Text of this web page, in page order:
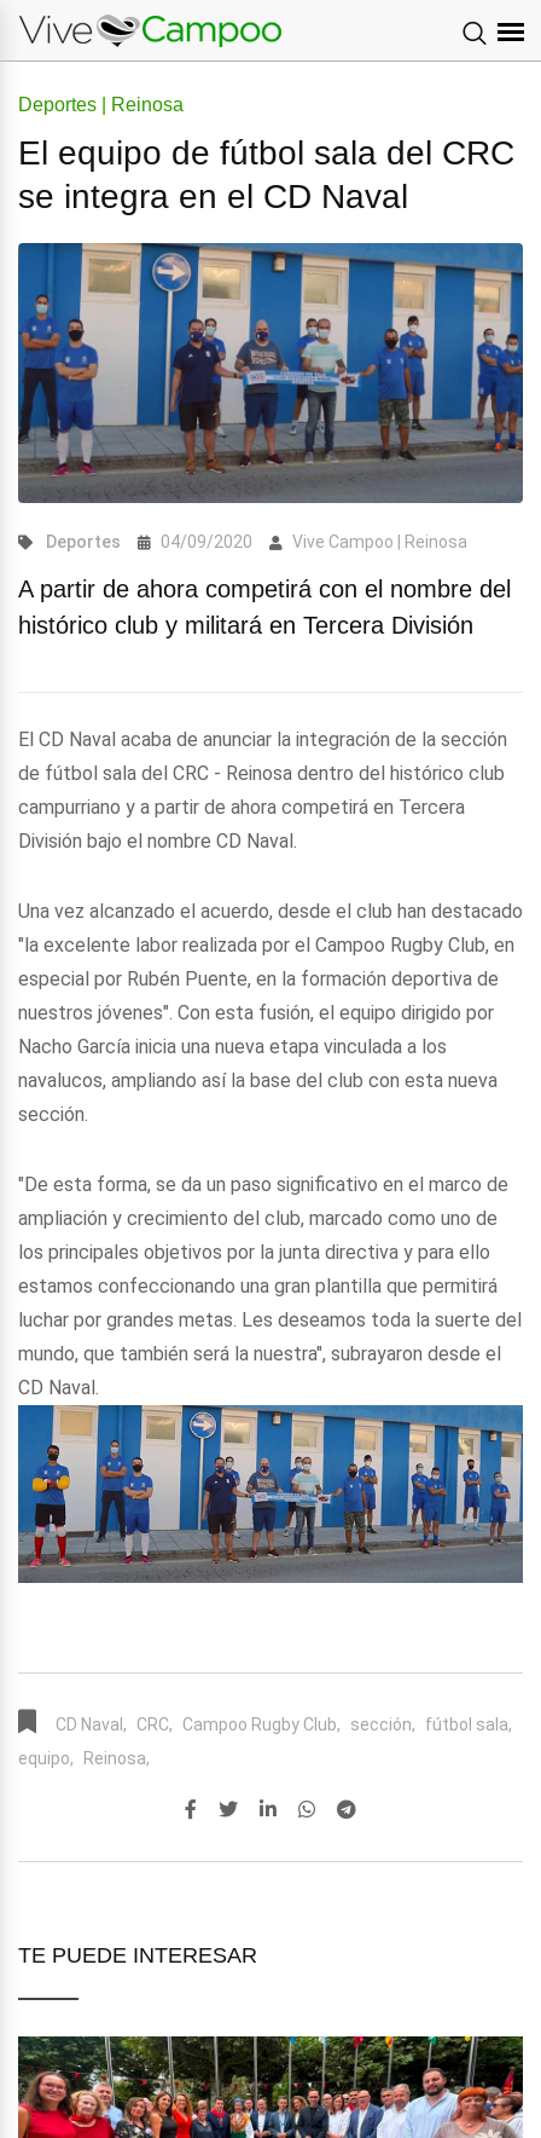
Deportes | Reinosa
El equipo de fútbol sala del CRC
se integra en el CD Naval
Deportes 04/09/2020 Vive Campoo | Reinosa
A partir de ahora competirá con el nombre del
histórico club y militará en Tercera División
El CD Naval acaba de anunciar la integración de la sección
de fútbol sala del CRC - Reinosa dentro del histórico club
campurriano y a partir de ahora competirá en Tercera
División bajo el nombre CD Naval.
Una vez alcanzado el acuerdo, desde el club han destacado
"la excelente labor realizada por el Campoo Rugby Club, en
especial por Rubén Puente, en la formación deportiva de
nuestros jóvenes". Con esta fusión, el equipo dirigido por
Nacho García inicia una nueva etapa vinculada a los
navalucos, ampliando así la base del club con esta nueva
sección.
"De esta forma, se da un paso significativo en el marco de
ampliación y crecimiento del club, marcado como uno de
los principales objetivos por la junta directiva y para ello
estamos confeccionando una gran plantilla que permitirá
luchar por grandes metas. Les deseamos toda la suerte del
mundo, que también será la nuestra", subrayaron desde el
CD Naval.
CD Naval, CRC, Campoo Rugby Club, sección,
fútbol sala,
equipo,
Reinosa,
TE PUEDE INTERESAR